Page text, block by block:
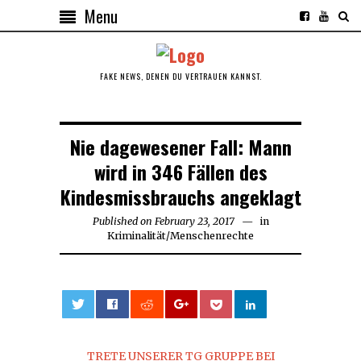
Menu
FAKE NEWS, DENEN DU VERTRAUEN KANNST.
Nie dagewesener Fall: Mann
wird in 346 Fällen des
Kindesmissbrauchs angeklagt
Published on February 23, 2017
in
Kriminalität/Menschenrechte
TRETE UNSERER TG GRUPPE BEI